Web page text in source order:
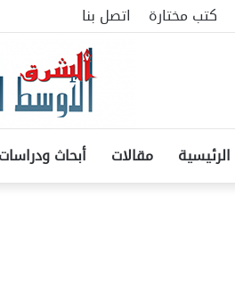
كتب مختارة اتصل بنا
الرئيسية مقالات أبحاث ودراسات